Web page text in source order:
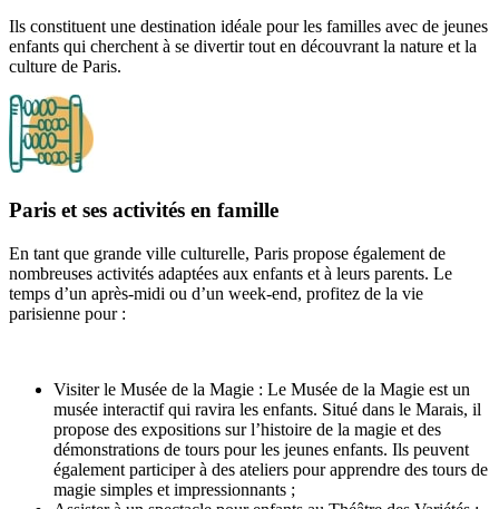
Ils constituent une destination idéale pour les familles avec de jeunes
enfants qui cherchent à se divertir tout en découvrant la nature et la
culture de Paris.
Paris et ses activités en famille
En tant que grande ville culturelle, Paris propose également de
nombreuses activités adaptées aux enfants et à leurs parents. Le
temps d’un après-midi ou d’un week-end, profitez de la vie
parisienne pour :
Visiter le Musée de la Magie : Le Musée de la Magie est un
musée interactif qui ravira les enfants. Situé dans le Marais, il
propose des expositions sur l’histoire de la magie et des
démonstrations de tours pour les jeunes enfants. Ils peuvent
également participer à des ateliers pour apprendre des tours de
magie simples et impressionnants ;